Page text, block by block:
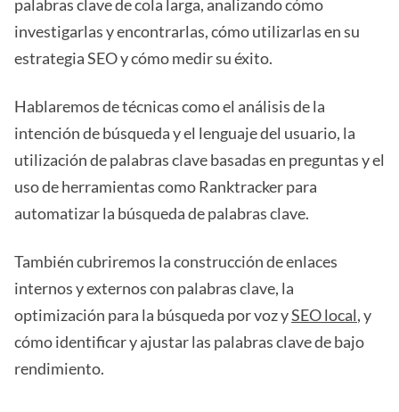
palabras clave de cola larga, analizando cómo
investigarlas y encontrarlas, cómo utilizarlas en su
estrategia SEO y cómo medir su éxito.
Hablaremos de técnicas como el análisis de la
intención de búsqueda y el lenguaje del usuario, la
utilización de palabras clave basadas en preguntas y el
uso de herramientas como Ranktracker para
automatizar la búsqueda de palabras clave.
También cubriremos la construcción de enlaces
internos y externos con palabras clave, la
optimización para la búsqueda por voz ySEO local, y
cómo identificar y ajustar las palabras clave de bajo
rendimiento.